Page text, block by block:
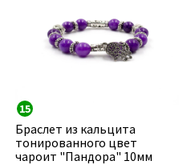
15
Браслет из кальцита
тонированного цвет
чароит "Пандора" 10мм